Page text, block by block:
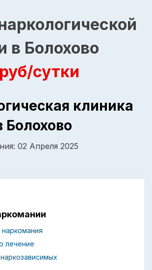
в Болохово
сутки
лечение
клиника
Болохово
02 Апреля 2025